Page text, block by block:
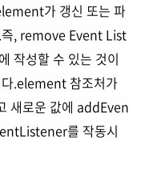
가 갱신 또는 파
즉, remove Event List
작성할 수 있는 것이
다.element 참조처가
새로운 값에 addEven
를 작동시